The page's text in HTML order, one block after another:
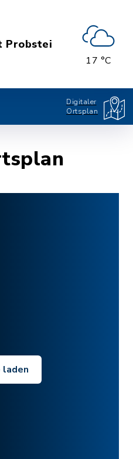
Probstei
17 °C
Digitaler
Ortsplan
laden